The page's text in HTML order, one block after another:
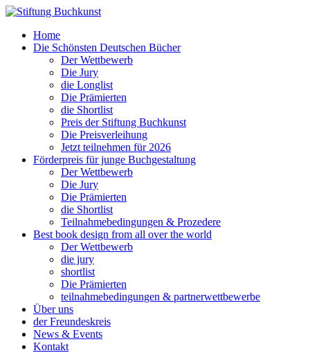
Home
Die Schönsten Deutschen Bücher
Der Wettbewerb
Die Jury
die Longlist
Die Prämierten
die Shortlist
Preis der Stiftung Buchkunst
Die Preisverleihung
Jetzt teilnehmen für 2026
Förderpreis für junge Buchgestaltung
Der Wettbewerb
Die Jury
Die Prämierten
die Shortlist
Teilnahmebedingungen & Prozedere
Best book design from all over the world
Der Wettbewerb
die jury
shortlist
Die Prämierten
teilnahmebedingungen & partnerwettbewerbe
Über uns
der Freundeskreis
News & Events
Kontakt